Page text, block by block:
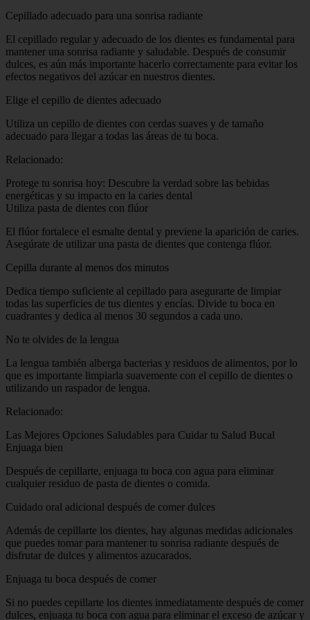
Cepillado adecuado para una sonrisa radiante
El cepillado regular y adecuado de los dientes es fundamental para
mantener una sonrisa radiante y saludable. Después de consumir
dulces, es aún más importante hacerlo correctamente para evitar los
efectos negativos del azúcar en nuestros dientes.
Elige el cepillo de dientes adecuado
Utiliza un cepillo de dientes con cerdas suaves y de tamaño
adecuado para llegar a todas las áreas de tu boca.
Relacionado:
Protege tu sonrisa hoy: Descubre la verdad sobre las bebidas
energéticas y su impacto en la caries dental
Utiliza pasta de dientes con flúor
El flúor fortalece el esmalte dental y previene la aparición de caries.
Asegúrate de utilizar una pasta de dientes que contenga flúor.
Cepilla durante al menos dos minutos
Dedica tiempo suficiente al cepillado para asegurarte de limpiar
todas las superficies de tus dientes y encías. Divide tu boca en
cuadrantes y dedica al menos 30 segundos a cada uno.
No te olvides de la lengua
La lengua también alberga bacterias y residuos de alimentos, por lo
que es importante limpiarla suavemente con el cepillo de dientes o
utilizando un raspador de lengua.
Relacionado:
Las Mejores Opciones Saludables para Cuidar tu Salud Bucal
Enjuaga bien
Después de cepillarte, enjuaga tu boca con agua para eliminar
cualquier residuo de pasta de dientes o comida.
Cuidado oral adicional después de comer dulces
Además de cepillarte los dientes, hay algunas medidas adicionales
que puedes tomar para mantener tu sonrisa radiante después de
disfrutar de dulces y alimentos azucarados.
Enjuaga tu boca después de comer
Si no puedes cepillarte los dientes inmediatamente después de comer
dulces, enjuaga tu boca con agua para eliminar el exceso de azúcar y